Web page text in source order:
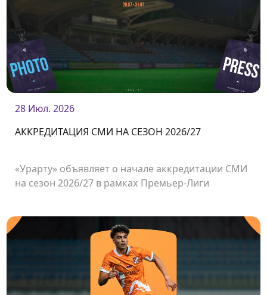
28 Июл. 2026
АККРЕДИТАЦИЯ СМИ НА СЕЗОН 2026/27
«Урарту» объявляет о начале аккредитации СМИ
на сезон 2026/27 в рамках Премьер-Лиги